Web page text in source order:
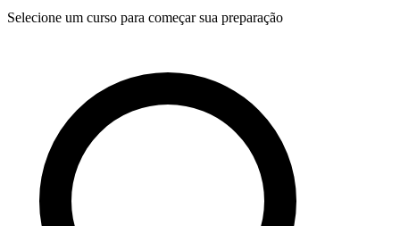
Selecione um curso para começar sua preparação